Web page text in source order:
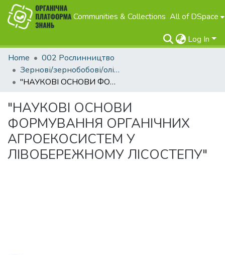
Communities & Collections All of DSpace
Log In
Home
002 Рослинництво
Зернові/зернобобові/олійні
"НАУКОВІ ОСНОВИ ФОРМУВАННЯ ОРГАНІЧНИХ АГРОЕКОСИСТЕМ У ЛІВОБЕРЕЖНОМУ ЛІСОСТЕПУ"
"НАУКОВІ ОСНОВИ
ФОРМУВАННЯ ОРГАНІЧНИХ
АГРОЕКОСИСТЕМ У
ЛІВОБЕРЕЖНОМУ ЛІСОСТЕПУ"